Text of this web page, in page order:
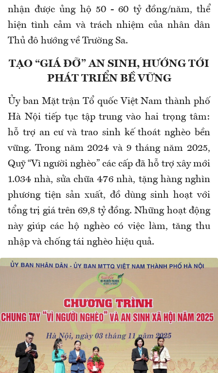
nhận được ủng hộ 50 - 60 tỷ đồng/năm, thể
hiện tình cảm và trách nhiệm của nhân dân
Thủ đô hướng về Trường Sa.
TẠO “GIÁ ĐỠ” AN SINH, HƯỚNG TỚI
PHÁT TRIỂN BỀ VỮNG
Ủy ban Mặt trận Tổ quốc Việt Nam thành phố
Hà Nội tiếp tục tập trung vào hai trọng tâm:
hỗ trợ an cư và trao sinh kế thoát nghèo bền
vững. Trong năm 2024 và 9 tháng năm 2025,
Quỹ “Vì người nghèo” các cấp đã hỗ trợ xây mới
1.034 nhà, sửa chữa 476 nhà, tặng hàng nghìn
phương tiện sản xuất, đồ dùng sinh hoạt với
tổng trị giá trên 69,8 tỷ đồng. Những hoạt động
này giúp các hộ nghèo có việc làm, tăng thu
nhập và chống tái nghèo hiệu quả.